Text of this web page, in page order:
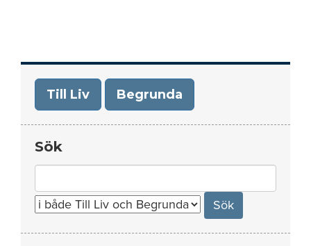
Till Liv Begrunda
Sök
for: